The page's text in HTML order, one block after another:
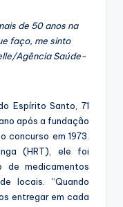
de 50 anos na
faço, me sinto
Agência Saúde-
Espírito Santo, 71
após a fundação
concurso em 1973.
(HRT), ele foi
de medicamentos
locais. “Quando
entregar em cada